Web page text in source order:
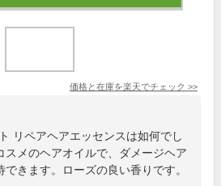
価格と在庫を楽天でチェック >>
リペアヘアエッセンスは如何でし
スメのヘアオイルで、ダメージヘア
きます。ローズの良い香りです。